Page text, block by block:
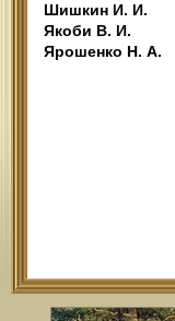
Шишкин И. И.
Якоби В. И.
Ярошенко Н. А.